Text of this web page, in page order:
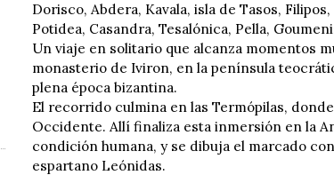
Dorisco, Abdera, Kavala, isla de Tasos,
Potidea, Casandra, Tesalónica, Pella,
Un viaje en solitario que alcanza momentos
monasterio de Iviron, en la península
plena época bizantina.
El recorrido culmina en las Termópilas,
Occidente. Allí finaliza esta inmersión en la
condición humana, y se dibuja el marcado
espartano Leónidas.